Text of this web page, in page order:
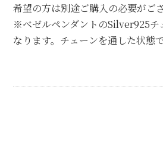
希望の方は別途ご購入の必要がござ
※ベゼルペンダントのSilver925チ
なります。チェーンを通した状態